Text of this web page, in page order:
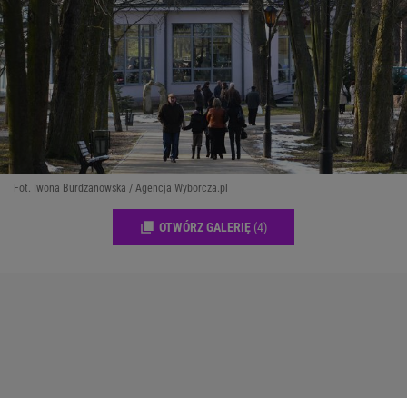
Fot. Iwona Burdzanowska / Agencja Wyborcza.pl
OTWÓRZ GALERIĘ (4)